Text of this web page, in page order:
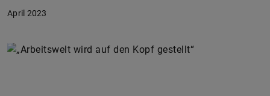
April 2023